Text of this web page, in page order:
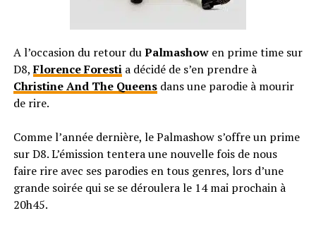
A l’occasion du retour duPalmashowen prime time sur
D8,Florence Forestia décidé de s’en prendre à
Christine And The Queensdans une parodie à mourir
de rire.
Comme l’année dernière, le Palmashow s’offre un prime
sur D8. L’émission tentera une nouvelle fois de nous
faire rire avec ses parodies en tous genres, lors d’une
grande soirée qui se se déroulera le 14 mai prochain à
20h45.